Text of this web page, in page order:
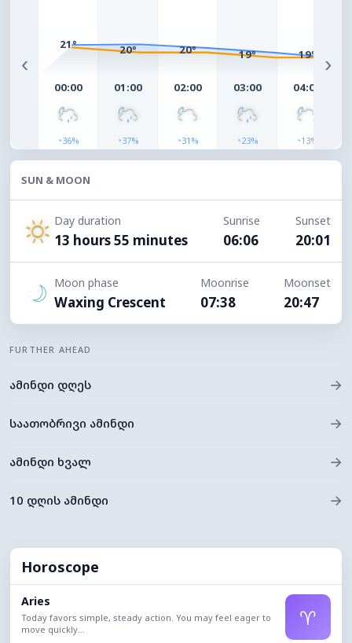
‹
21°
00:00
◔36%
20°
01:00
◔37%
20°
02:00
◔31%
19°
03:00
◔23%
19°
04:00
◔13%
›
SUN & MOON
Day duration
13 hours 55 minutes
Sunrise
06:06
Sunset
20:01
Moon phase
Waxing Crescent
Moonrise
07:38
Moonset
20:47
FURTHER AHEAD
ამინდი დღეს →
საათობრივი ამინდი →
ამინდი ხვალ →
10 დღის ამინდი →
Horoscope
Aries
Today favors simple, steady action. You may feel eager to
move quickly...
♈